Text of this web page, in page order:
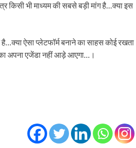
किसी भी माध्‍यम की सबसे बड़ी मांग है…क्‍या इस
ऐसा प्‍लेटफॉर्म बनाने का साहस कोई रखता
अपना एजेंडा नहीं आड़े आएगा…।